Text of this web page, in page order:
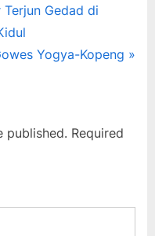
Gedad di
Yogya-Kopeng
published. Required